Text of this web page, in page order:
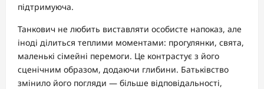
підтримуюча.
Танкович не любить виставляти особисте напоказ, але
іноді ділиться теплими моментами: прогулянки, свята,
маленькі сімейні перемоги. Це контрастує з його
сценічним образом, додаючи глибини. Батьківство
змінило його погляди — більше відповідальності,